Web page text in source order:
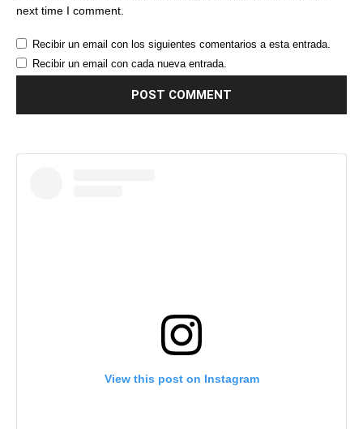
next time I comment.
Recibir un email con los siguientes comentarios a esta entrada.
Recibir un email con cada nueva entrada.
View this post on Instagram